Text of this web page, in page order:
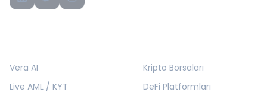
Vera AI
Live AML / KYT
Kripto Borsaları
DeFi Platformları